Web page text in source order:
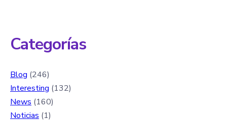
Categorías
Blog (246)
Interesting (132)
News (160)
Noticias (1)